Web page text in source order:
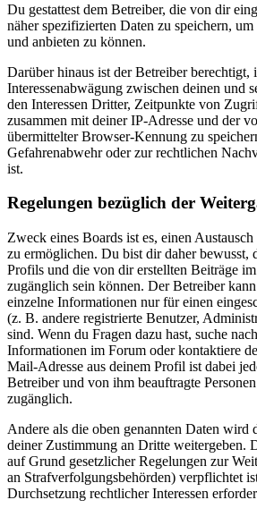
Du gestattest dem Betreiber, die von dir
näher spezifizierten Daten zu speichern,
und anbieten zu können.
Darüber hinaus ist der Betreiber berechtigt,
Interessenabwägung zwischen deinen und
den Interessen Dritter, Zeitpunkte von
zusammen mit deiner IP-Adresse und der
übermittelter Browser-Kennung zu
Gefahrenabwehr oder zur rechtlichen
ist.
Regelungen bezüglich der
Zweck eines Boards ist es, einen
zu ermöglichen. Du bist dir daher bewusst,
Profils und die von dir erstellten Beiträge
zugänglich sein können. Der Betreiber
einzelne Informationen nur für einen
(z. B. andere registrierte Benutzer,
sind. Wenn du Fragen dazu hast, suche
Informationen im Forum oder kontaktiere
Mail-Adresse aus deinem Profil ist dabei
Betreiber und von ihm beauftragte
zugänglich.
Andere als die oben genannten Daten wird
deiner Zustimmung an Dritte weitergeben.
auf Grund gesetzlicher Regelungen zur
an Strafverfolgungsbehörden) verpflichtet
Durchsetzung rechtlicher Interessen